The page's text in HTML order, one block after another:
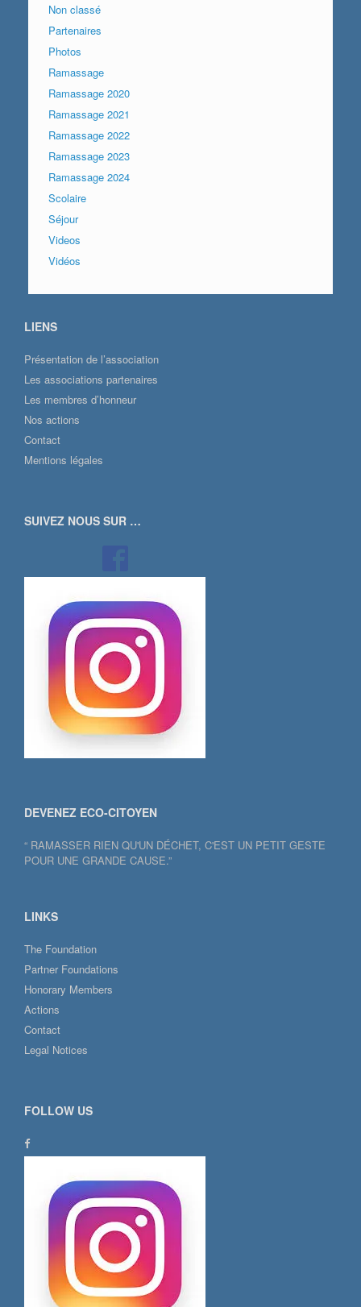
Non classé
Partenaires
Photos
Ramassage
Ramassage 2020
Ramassage 2021
Ramassage 2022
Ramassage 2023
Ramassage 2024
Scolaire
Séjour
Videos
Vidéos
LIENS
Présentation de l’association
Les associations partenaires
Les membres d’honneur
Nos actions
Contact
Mentions légales
SUIVEZ NOUS SUR …
DEVENEZ ECO-CITOYEN
“ RAMASSER RIEN QU'UN DÉCHET, C'EST UN PETIT GESTE
POUR UNE GRANDE CAUSE.”
LINKS
The Foundation
Partner Foundations
Honorary Members
Actions
Contact
Legal Notices
FOLLOW US